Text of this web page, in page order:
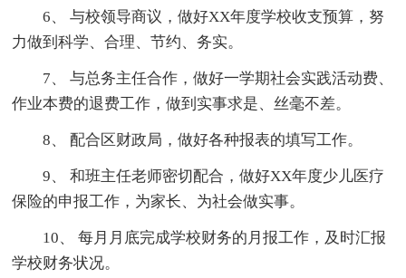
6、 与校领导商议，做好XX年度学校收支预算，努
力做到科学、合理、节约、务实。
7、 与总务主任合作，做好一学期社会实践活动费、
作业本费的退费工作，做到实事求是、丝毫不差。
8、 配合区财政局，做好各种报表的填写工作。
9、 和班主任老师密切配合，做好XX年度少儿医疗
保险的申报工作，为家长、为社会做实事。
10、 每月月底完成学校财务的月报工作，及时汇报
学校财务状况。